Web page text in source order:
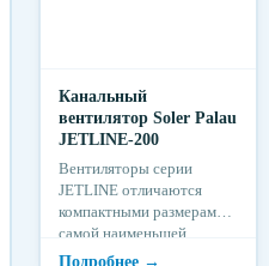
Канальный
вентилятор Soler Palau
JETLINE-200
Вентиляторы серии
JETLINE отличаются
компактными размерами,
самой наименьшей
высотой корпуса среди